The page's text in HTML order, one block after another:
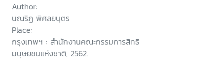
Author:
นณริฏ พิศลยบุตร
Place:
กรุงเทพฯ : สำนักงานคณะกรรมการสิทธิ
มนุษยชนแห่งชาติ, 2562.